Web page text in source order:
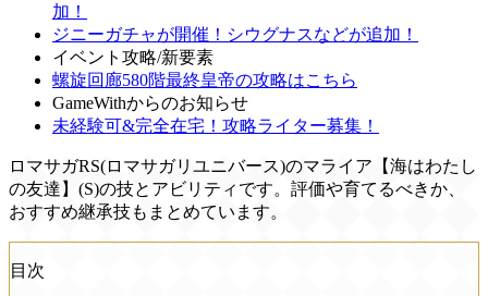
加！
ジニーガチャが開催！シウグナスなどが追加！
イベント攻略/新要素
螺旋回廊580階最終皇帝の攻略はこちら
GameWithからのお知らせ
未経験可&完全在宅！攻略ライター募集！
ロマサガRS(ロマサガリユニバース)のマライア【海はわたし
の友達】(S)の技とアビリティです。評価や育てるべきか、
おすすめ継承技もまとめています。
目次